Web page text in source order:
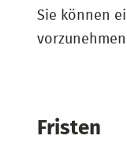
Sie können
Fristen